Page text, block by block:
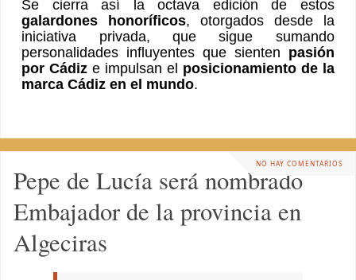
Se cierra así la octava edición de estos
galardones honoríficos, otorgados desde la
iniciativa privada, que sigue sumando
personalidades influyentes que sienten pasión
por Cádiz e impulsan el posicionamiento de la
marca Cádiz en el mundo.
NO HAY COMENTARIOS
Pepe de Lucía será nombrado
Embajador de la provincia en
Algeciras